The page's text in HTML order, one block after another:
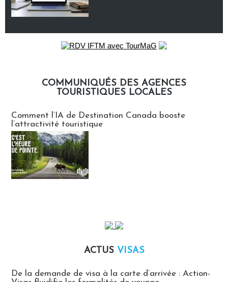
COMMUNIQUÉS DES AGENCES
TOURISTIQUES LOCALES
Comment l’IA de Destination Canada booste
l’attractivité touristique
ACTUS VISAS
De la demande de visa à la carte d’arrivée : Action-